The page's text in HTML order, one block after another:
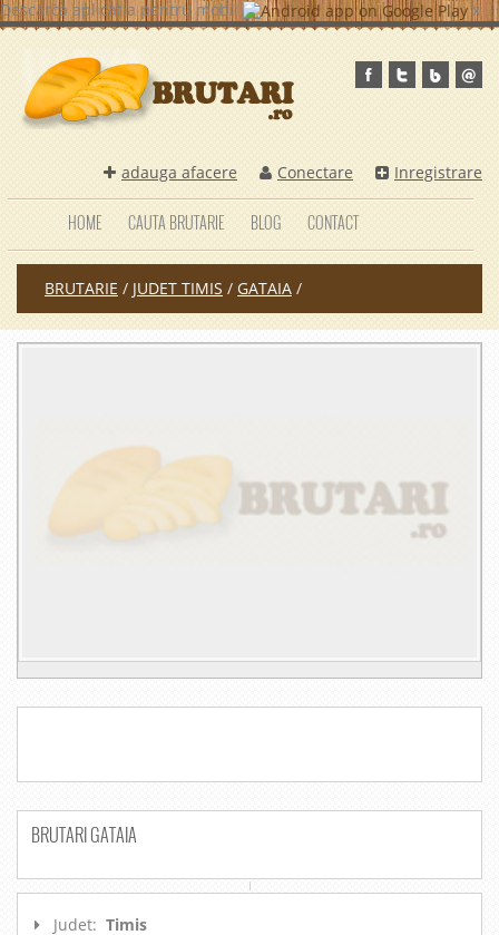
Descarca aplicatia pentru mobil x
adauga afacere Conectare Inregistrare
HOME CAUTA BRUTARIE BLOG CONTACT
BRUTARIE / JUDET TIMIS / GATAIA /
BRUTARI GATAIA
Judet: Timis